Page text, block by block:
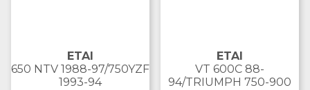
ETAI
650 NTV 1988-97/750YZF
1993-94
ETAI
VT 600C 88-
94/TRIUMPH 750-900